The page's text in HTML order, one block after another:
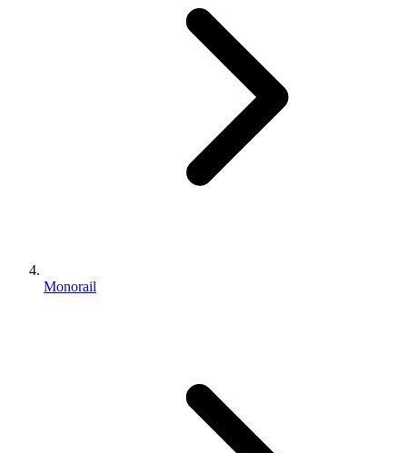
Monorail